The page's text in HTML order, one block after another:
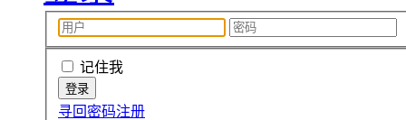
记住我
寻回密码注册